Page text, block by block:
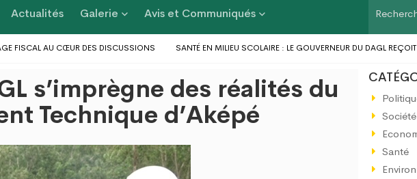
Actualités Galerie Avis et Communiqués
AU CŒUR DES DISCUSSIONS SANTÉ EN MILIEU SCOLAIRE : LE GOUVERNEUR DU DAGL REÇOIT
AU PROFIT DES POPULATIONS
LE GOUVERNEUR DU DAGL A PRIS PART AU LANCEMENT DE
DU GOLFE 1 ET D’AGOÈ-NYIVÉ 4
s’imprègne des réalités du
Technique d’Aképé
Société
Santé